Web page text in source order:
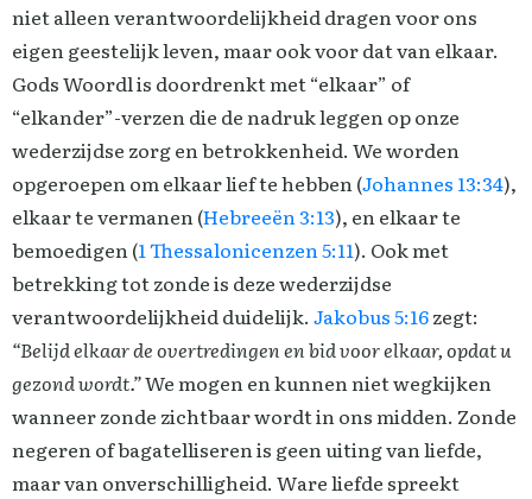
niet alleen verantwoordelijkheid dragen voor ons
eigen geestelijk leven, maar ook voor dat van elkaar.
Gods Woordl is doordrenkt met “elkaar” of
“elkander”-verzen die de nadruk leggen op onze
wederzijdse zorg en betrokkenheid. We worden
opgeroepen om elkaar lief te hebben (Johannes 13:34),
elkaar te vermanen (Hebreeën 3:13), en elkaar te
bemoedigen (1 Thessalonicenzen 5:11). Ook met
betrekking tot zonde is deze wederzijdse
verantwoordelijkheid duidelijk. Jakobus 5:16zegt:
“Belijd elkaar de overtredingen en bid voor elkaar, opdat u
gezond wordt.”We mogen en kunnen niet wegkijken
wanneer zonde zichtbaar wordt in ons midden. Zonde
negeren of bagatelliseren is geen uiting van liefde,
maar van onverschilligheid. Ware liefde spreekt